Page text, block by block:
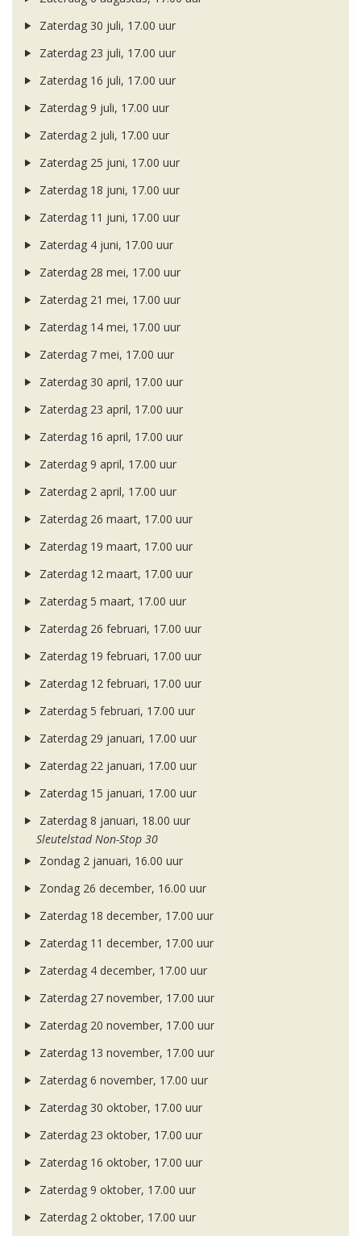
Zaterdag 30 juli, 17.00 uur
Zaterdag 23 juli, 17.00 uur
Zaterdag 16 juli, 17.00 uur
Zaterdag 9 juli, 17.00 uur
Zaterdag 2 juli, 17.00 uur
Zaterdag 25 juni, 17.00 uur
Zaterdag 18 juni, 17.00 uur
Zaterdag 11 juni, 17.00 uur
Zaterdag 4 juni, 17.00 uur
Zaterdag 28 mei, 17.00 uur
Zaterdag 21 mei, 17.00 uur
Zaterdag 14 mei, 17.00 uur
Zaterdag 7 mei, 17.00 uur
Zaterdag 30 april, 17.00 uur
Zaterdag 23 april, 17.00 uur
Zaterdag 16 april, 17.00 uur
Zaterdag 9 april, 17.00 uur
Zaterdag 2 april, 17.00 uur
Zaterdag 26 maart, 17.00 uur
Zaterdag 19 maart, 17.00 uur
Zaterdag 12 maart, 17.00 uur
Zaterdag 5 maart, 17.00 uur
Zaterdag 26 februari, 17.00 uur
Zaterdag 19 februari, 17.00 uur
Zaterdag 12 februari, 17.00 uur
Zaterdag 5 februari, 17.00 uur
Zaterdag 29 januari, 17.00 uur
Zaterdag 22 januari, 17.00 uur
Zaterdag 15 januari, 17.00 uur
Zaterdag 8 januari, 18.00 uur
Sleutelstad Non-Stop 30
Zondag 2 januari, 16.00 uur
Zondag 26 december, 16.00 uur
Zaterdag 18 december, 17.00 uur
Zaterdag 11 december, 17.00 uur
Zaterdag 4 december, 17.00 uur
Zaterdag 27 november, 17.00 uur
Zaterdag 20 november, 17.00 uur
Zaterdag 13 november, 17.00 uur
Zaterdag 6 november, 17.00 uur
Zaterdag 30 oktober, 17.00 uur
Zaterdag 23 oktober, 17.00 uur
Zaterdag 16 oktober, 17.00 uur
Zaterdag 9 oktober, 17.00 uur
Zaterdag 2 oktober, 17.00 uur